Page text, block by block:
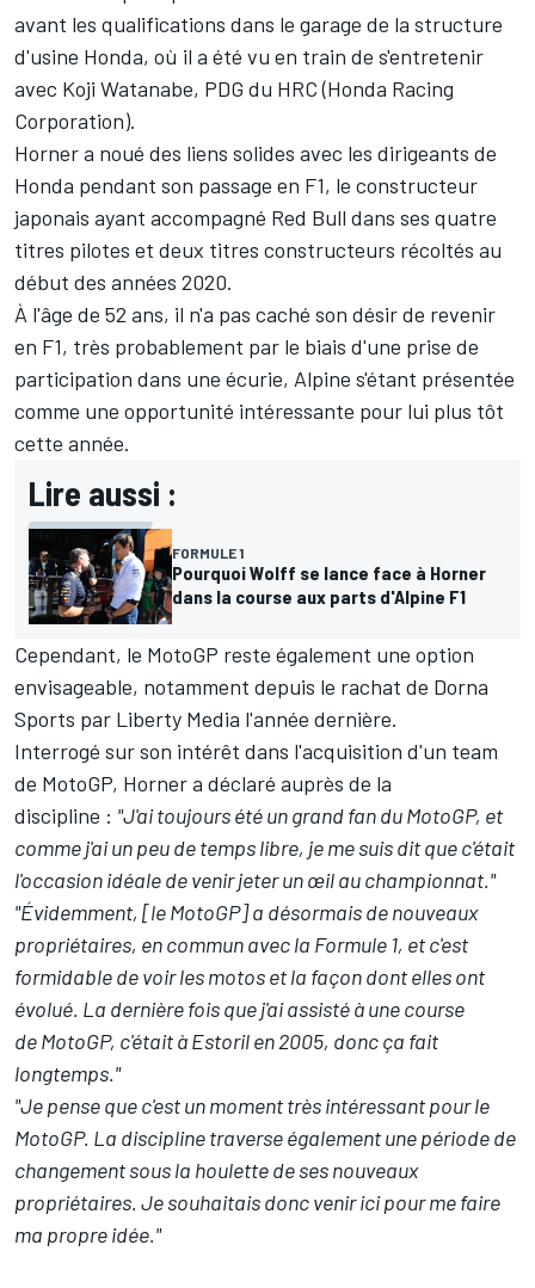
avant les qualifications dans le garage de la structure
d'usine Honda, où il a été vu en train de s'entretenir
avec Koji Watanabe, PDG du HRC (Honda Racing
Corporation).
Horner a noué des liens solides avec les dirigeants de
Honda pendant son passage en F1, le constructeur
japonais ayant accompagné Red Bull dans ses quatre
titres pilotes et deux titres constructeurs récoltés au
début des années 2020.
À l'âge de 52 ans, il n'a pas caché son désir de revenir
en F1, très probablement par le biais d'une prise de
participation dans une écurie, Alpine s'étant présentée
comme une opportunité intéressante pour lui plus tôt
cette année.
Lire aussi :
FORMULE 1
Pourquoi Wolff se lance face à Horner
dans la course aux parts d'Alpine F1
Cependant, le MotoGP reste également une option
envisageable, notamment depuis le rachat de Dorna
Sports par Liberty Media l'année dernière.
Interrogé sur son intérêt dans l'acquisition d'un team
de MotoGP, Horner a déclaré auprès de la
discipline : "J'ai toujours été un grand fan du MotoGP, et
comme j'ai un peu de temps libre, je me suis dit que c'était
l'occasion idéale de venir jeter un œil au championnat."
"Évidemment, [le MotoGP] a désormais de nouveaux
propriétaires, en commun avec la Formule 1, et c'est
formidable de voir les motos et la façon dont elles ont
évolué. La dernière fois que j'ai assisté à une course
de MotoGP, c'était à Estoril en 2005, donc ça fait
longtemps."
"Je pense que c'est un moment très intéressant pour le
MotoGP. La discipline traverse également une période de
changement sous la houlette de ses nouveaux
propriétaires. Je souhaitais donc venir ici pour me faire
ma propre idée."